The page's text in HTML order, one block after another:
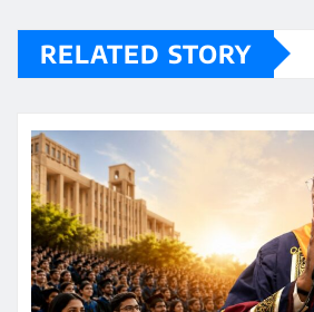
RELATED STORY